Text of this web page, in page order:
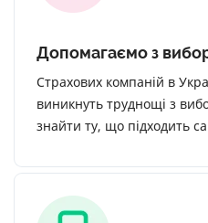
Допомагаємо з
Страхових компаній в
виникнуть труднощі з
знайти ту, що підходить